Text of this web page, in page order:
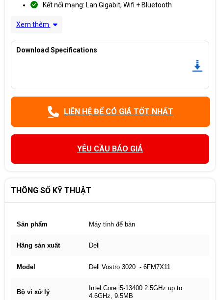
Kết nối mạng: Lan Gigabit, Wifi + Bluetooth
Xem thêm
Download Specifications
LIÊN HỆ ĐỂ CÓ GIÁ TỐT NHẤT
YÊU CẦU BÁO GIÁ
THÔNG SỐ KỸ THUẬT
Sản phẩm Máy tính để bàn
Hãng sản xuất Dell
Model Dell Vostro 3020 - 6FM7X11
Bộ vi xử lý
Intel Core i5-13400 2.5GHz up to
4.6GHz, 9.5MB